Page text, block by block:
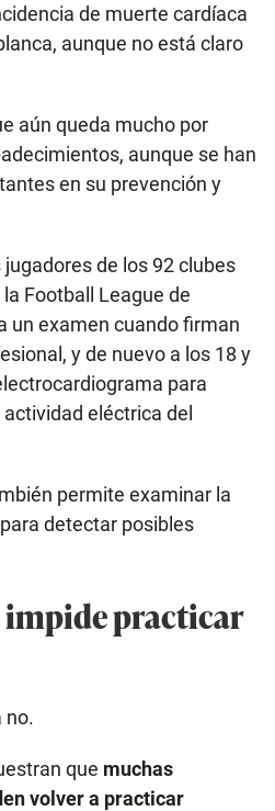
de muerte cardíaca
aunque no está claro
aún queda mucho por
aunque se han
en su prevención y
de los 92 clubes
Football League de
un examen cuando firman
y de nuevo a los 18 y
para
eléctrica del
permite examinar la
detectar posibles
impide practicar
no.
que muchas
volver a practicar